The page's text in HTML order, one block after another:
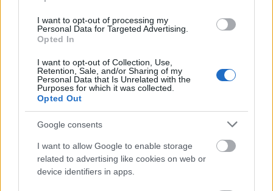
I want to opt-out of processing my
Personal Data for Targeted Advertising.
Opted In
I want to opt-out of Collection, Use,
Retention, Sale, and/or Sharing of my
Personal Data that Is Unrelated with the
Purposes for which it was collected.
Opted Out
Google consents
I want to allow Google to enable storage
related to advertising like cookies on web or
device identifiers in apps.
μόνο 2 ημέρες στα χέρια σας
ΑΣΕΠ: Εξ αποστάσεως η πιο Εύκολη
Πιστοποίηση Υπολογιστών σε 2